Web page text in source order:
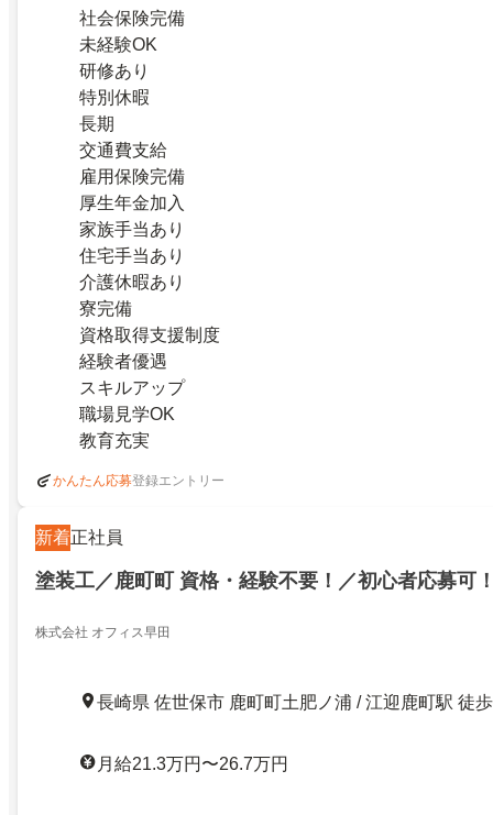
社会保険完備
未経験OK
研修あり
特別休暇
長期
交通費支給
雇用保険完備
厚生年金加入
家族手当あり
住宅手当あり
介護休暇あり
寮完備
資格取得支援制度
経験者優遇
スキルアップ
職場見学OK
教育充実
かんたん応募登録エントリー
新着正社員
塗装工／鹿町町 資格・経験不要！／初心者応募可
株式会社 オフィス早田
長崎県 佐世保市 鹿町町土肥ノ浦 / 江迎鹿町駅 徒
月給21.3万円〜26.7万円